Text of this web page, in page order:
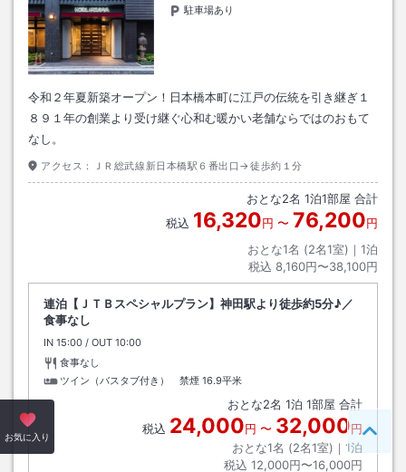
駐車場あり
令和２年夏新築オープン！日本橋本町に江戸の伝統を引き継ぎ１
８９１年の創業より受け継ぐ心和む暖かい老舗ならではのおもて
なし。
アクセス： ＪＲ総武線新日本橋駅６番出口→徒歩約１分
おとな2名 1泊1部屋 合計
税込 16,320円 〜 76,200円
おとな1名 (2名1室)｜ 1泊
税込 8,160円〜38,100円
連泊【ＪＴＢスペシャルプラン】神田駅より徒歩約5分♪／
食事なし
IN チェックイン
15:00 / OUT チェックアウト
10:00
食事なし
ツイン（バスタブ付き） 禁煙 16.9平米
おとな2名 1泊 1部屋 合計
税込 24,000円 〜 32,000円
おとな1名 (2名1室)｜ 1泊
税込 12,000円〜16,000円
お気に入り ペー